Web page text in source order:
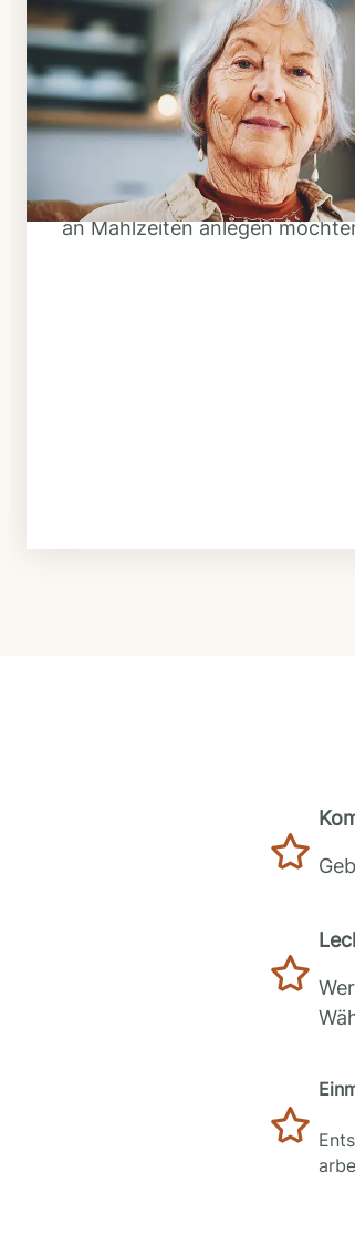
Schritt 1
Klarheit schaffen
Überlegen Sie, ob Ihnen das
täglich verzehrfertig geliefert
soll oder Sie sich einen
an Mahlzeiten anlegen